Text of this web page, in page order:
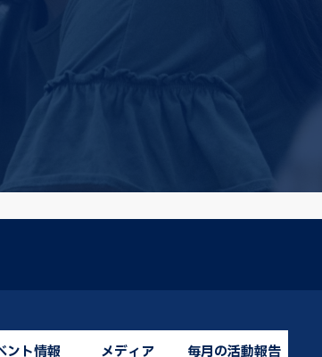
ント情報 メディア 毎月の活動報告